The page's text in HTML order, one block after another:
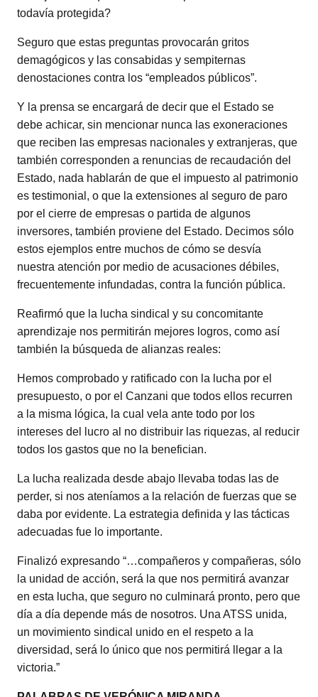
todavía protegida?
Seguro que estas preguntas provocarán gritos
demagógicos y las consabidas y sempiternas
denostaciones contra los “empleados públicos”.
Y la prensa se encargará de decir que el Estado se
debe achicar, sin mencionar nunca las exoneraciones
que reciben las empresas nacionales y extranjeras, que
también corresponden a renuncias de recaudación del
Estado, nada hablarán de que el impuesto al patrimonio
es testimonial, o que la extensiones al seguro de paro
por el cierre de empresas o partida de algunos
inversores, también proviene del Estado. Decimos sólo
estos ejemplos entre muchos de cómo se desvía
nuestra atención por medio de acusaciones débiles,
frecuentemente infundadas, contra la función pública.
Reafirmó que la lucha sindical y su concomitante
aprendizaje nos permitirán mejores logros, como así
también la búsqueda de alianzas reales:
Hemos comprobado y ratificado con la lucha por el
presupuesto, o por el Canzani que todos ellos recurren
a la misma lógica, la cual vela ante todo por los
intereses del lucro al no distribuir las riquezas, al reducir
todos los gastos que no la benefician.
La lucha realizada desde abajo llevaba todas las de
perder, si nos ateníamos a la relación de fuerzas que se
daba por evidente. La estrategia definida y las tácticas
adecuadas fue lo importante.
Finalizó expresando “…compañeros y compañeras, sólo
la unidad de acción, será la que nos permitirá avanzar
en esta lucha, que seguro no culminará pronto, pero que
día a día depende más de nosotros. Una ATSS unida,
un movimiento sindical unido en el respeto a la
diversidad, será lo único que nos permitirá llegar a la
victoria.”